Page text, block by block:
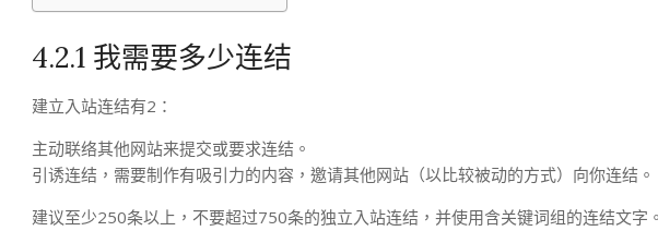
4.2.1 我需要多少连结
建立入站连结有2：
主动联络其他网站来提交或要求连结。
引诱连结，需要制作有吸引力的内容，邀请其他网站（以比较被动的方式）向你连结。
建议至少250条以上，不要超过750条的独立入站连结，并使用含关键词组的连结文字